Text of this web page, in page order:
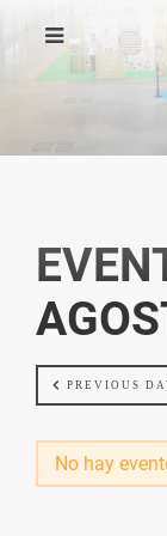
PREVIOUS
No hay